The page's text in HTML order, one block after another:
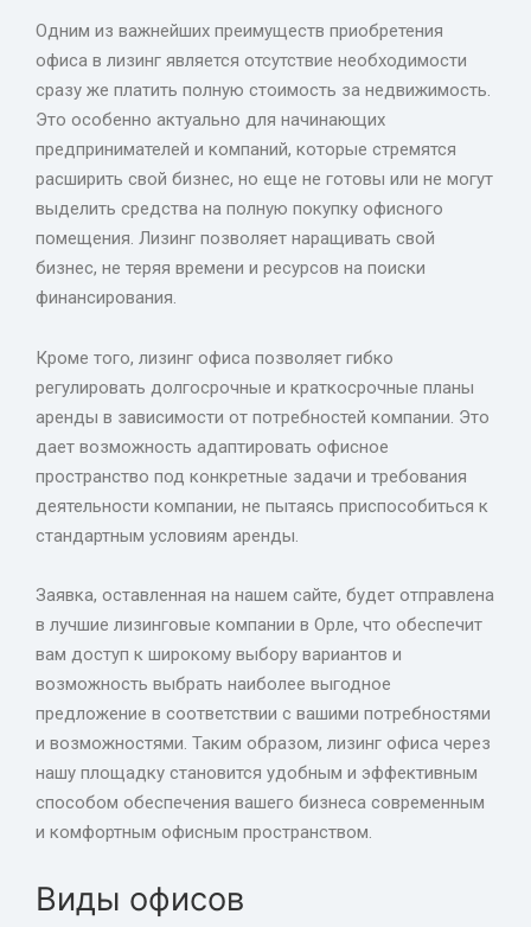
Одним из важнейших преимуществ приобретения
офиса в лизинг является отсутствие необходимости
сразу же платить полную стоимость за недвижимость.
Это особенно актуально для начинающих
предпринимателей и компаний, которые стремятся
расширить свой бизнес, но еще не готовы или не могут
выделить средства на полную покупку офисного
помещения. Лизинг позволяет наращивать свой
бизнес, не теряя времени и ресурсов на поиски
финансирования.
Кроме того, лизинг офиса позволяет гибко
регулировать долгосрочные и краткосрочные планы
аренды в зависимости от потребностей компании. Это
дает возможность адаптировать офисное
пространство под конкретные задачи и требования
деятельности компании, не пытаясь приспособиться к
стандартным условиям аренды.
Заявка, оставленная на нашем сайте, будет отправлена
в лучшие лизинговые компании в Орле, что обеспечит
вам доступ к широкому выбору вариантов и
возможность выбрать наиболее выгодное
предложение в соответствии с вашими потребностями
и возможностями. Таким образом, лизинг офиса через
нашу площадку становится удобным и эффективным
способом обеспечения вашего бизнеса современным
и комфортным офисным пространством.
Виды офисов